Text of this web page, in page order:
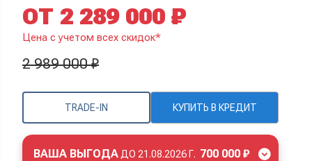
TRADE-IN КУПИТЬ В КРЕДИТ
ОТ 2 289 000 ₽
Цена с учетом всех скидок*
2 989 000 ₽
ВАША ВЫГОДА ДО 21.08.2026 Г. 700 000 ₽